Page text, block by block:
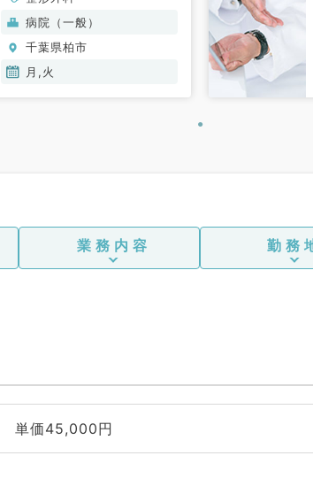
病院（一般）
千葉県柏市
月,火
業務内容 勤務
単価45,000円